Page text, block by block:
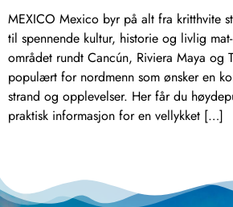
MEXICO Mexico byr på alt fra kritthvite
til spennende kultur, historie og livlig
området rundt Cancún, Riviera Maya og
populært for nordmenn som ønsker en
strand og opplevelser. Her får du
praktisk informasjon for en vellykket […]